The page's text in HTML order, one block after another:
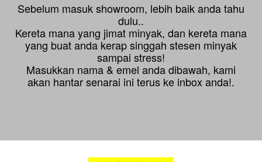
Sebelum masuk showroom, lebih baik anda tahu
dulu..
Kereta mana yang jimat minyak, dan kereta mana
yang buat anda kerap singgah stesen minyak
sampai stress!
Masukkan nama & emel anda dibawah, kami
akan hantar senarai ini terus ke inbox anda!.